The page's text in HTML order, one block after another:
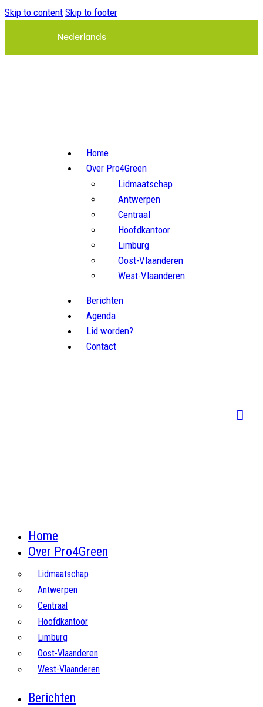
Skip to content Skip to footer
Nederlands
Home
Over Pro4Green
Lidmaatschap
Antwerpen
Centraal
Hoofdkantoor
Limburg
Oost-Vlaanderen
West-Vlaanderen
Berichten
Agenda
Lid worden?
Contact
Home
Over Pro4Green
Lidmaatschap
Antwerpen
Centraal
Hoofdkantoor
Limburg
Oost-Vlaanderen
West-Vlaanderen
Berichten